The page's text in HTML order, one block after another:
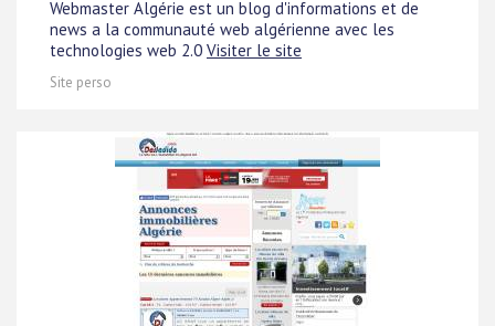
Webmaster Algérie est un blog d'informations et de
news a la communauté web algérienne avec les
technologies web 2.0 Visiter le site
Site perso